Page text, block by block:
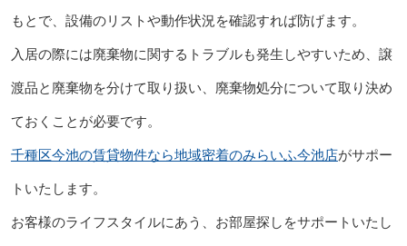
もとで、設備のリストや動作状況を確認すれば防げます。
入居の際には廃棄物に関するトラブルも発生しやすいため、譲
渡品と廃棄物を分けて取り扱い、廃棄物処分について取り決め
ておくことが必要です。
千種区今池の賃貸物件なら地域密着のみらいふ今池店がサポー
トいたします。
お客様のライフスタイルにあう、お部屋探しをサポートいたし